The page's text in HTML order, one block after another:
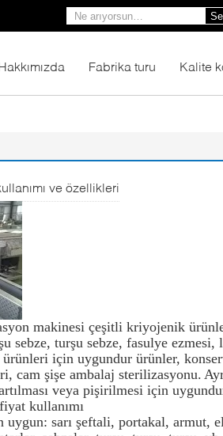
Fabrika turu Kalite
ve özellikleri
makinesi çeşitli kriyojenik
sebze, turşu sebze, fasulye ezmesi,
için uygundur ürünler,
cam şişe ambalaj sterilizasyonu.
veya pişirilmesi için
kullanımı
sarı şeftali, portakal, armut,